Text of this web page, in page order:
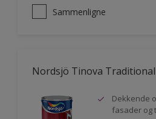
Sammenligne
Nordsjö Tinova
Dekkende
fasader og